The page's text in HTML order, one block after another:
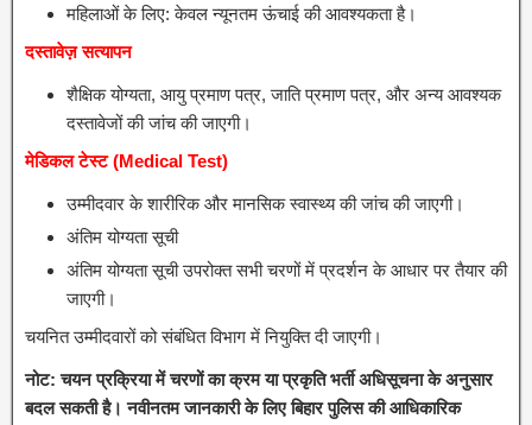
महिलाओं के लिए: केवल न्यूनतम ऊंचाई की आवश्यकता है।
दस्तावेज़ सत्यापन
शैक्षिक योग्यता, आयु प्रमाण पत्र, जाति प्रमाण पत्र, और अन्य आवश्यक
दस्तावेजों की जांच की जाएगी।
मेडिकल टेस्ट (Medical Test)
उम्मीदवार के शारीरिक और मानसिक स्वास्थ्य की जांच की जाएगी।
अंतिम योग्यता सूची
अंतिम योग्यता सूची उपरोक्त सभी चरणों में प्रदर्शन के आधार पर तैयार की
जाएगी।
चयनित उम्मीदवारों को संबंधित विभाग में नियुक्ति दी जाएगी।
नोट: चयन प्रक्रिया में चरणों का क्रम या प्रकृति भर्ती अधिसूचना के अनुसार
बदल सकती है। नवीनतम जानकारी के लिए बिहार पुलिस की आधिकारिक